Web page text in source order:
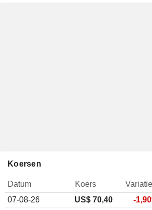
Koersen
Datum Koers Variatie
07-08-26
US$ 70,40 -